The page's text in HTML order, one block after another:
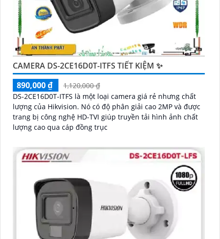
CAMERA DS-2CE16D0T-ITFS TIẾT KIỆM ✨
890,000 ₫
1,120,000 ₫
DS-2CE16D0T-ITFS là một loại camera giá rẻ nhưng chất
lượng của Hikvision. Nó có độ phân giải cao 2MP và được
trang bị công nghệ HD-TVI giúp truyền tải hình ảnh chất
lượng cao qua cáp đồng trục